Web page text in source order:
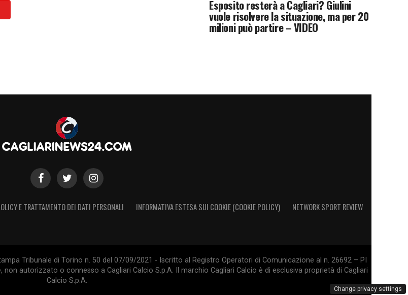
di fare un buon salto di qualità,
che il giocatore possa tornare al
Esposito resterà a Cagliari? Giulini
vuole risolvere la situazione, ma per 20
milioni può partire – VIDEO
E TRATTAMENTO DEI DATI PERSONALI INFORMATIVA ESTESA SUI COOKIE (COOKIE POLICY) NETWORK SPORT REVIEW
Tribunale di Torino n. 50 del 07/09/2021 - Iscritto al Registro Operatori di Comunicazione al n. 26692 – PI
autorizzato o connesso a Cagliari Calcio S.p.A. Il marchio Cagliari Calcio è di esclusiva proprietà di Cagliari
Calcio S.p.A.
Change privacy settings